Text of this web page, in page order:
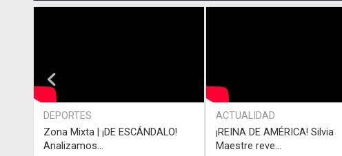
DEPORTES
Zona Mixta | ¡DE ESCÁNDALO!
Analizamos...
ACTUALIDAD
¡REINA DE AMÉRICA! Silvia
Maestre reve...